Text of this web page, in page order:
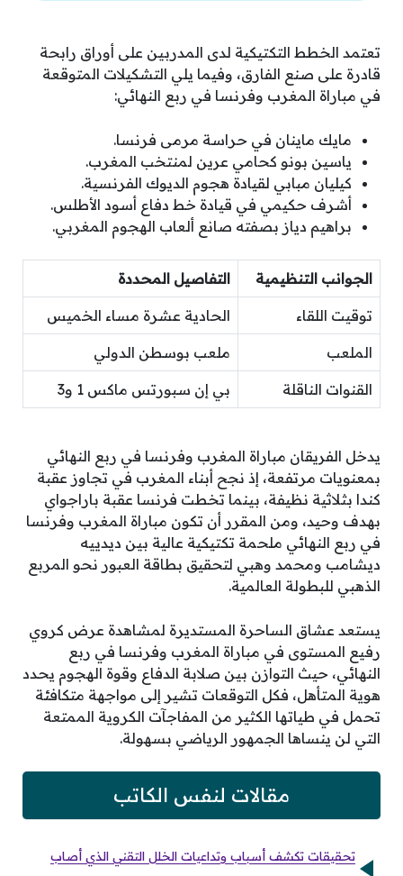
تعتمد الخطط التكتيكية لدى المدربين على أوراق رابحة
قادرة على صنع الفارق، وفيما يلي التشكيلات المتوقعة
في مباراة المغرب وفرنسا في ربع النهائي:
مايك ماينان في حراسة مرمى فرنسا.
ياسين بونو كحامي عرين لمنتخب المغرب.
كيليان مبابي لقيادة هجوم الديوك الفرنسية.
أشرف حكيمي في قيادة خط دفاع أسود الأطلس.
براهيم دياز بصفته صانع ألعاب الهجوم المغربي.
الجوانب التنظيمية التفاصيل المحددة
توقيت اللقاء الحادية عشرة مساء الخميس
الملعب ملعب بوسطن الدولي
القنوات الناقلة بي إن سبورتس ماكس 1 و3
يدخل الفريقان مباراة المغرب وفرنسا في ربع النهائي
بمعنويات مرتفعة، إذ نجح أبناء المغرب في تجاوز عقبة
كندا بثلاثية نظيفة، بينما تخطت فرنسا عقبة باراجواي
بهدف وحيد، ومن المقرر أن تكون مباراة المغرب وفرنسا
في ربع النهائي ملحمة تكتيكية عالية بين ديدييه
ديشامب ومحمد وهبي لتحقيق بطاقة العبور نحو المربع
الذهبي للبطولة العالمية.
يستعد عشاق الساحرة المستديرة لمشاهدة عرض كروي
رفيع المستوى في مباراة المغرب وفرنسا في ربع
النهائي، حيث التوازن بين صلابة الدفاع وقوة الهجوم يحدد
هوية المتأهل، فكل التوقعات تشير إلى مواجهة متكافئة
تحمل في طياتها الكثير من المفاجآت الكروية الممتعة
التي لن ينساها الجمهور الرياضي بسهولة.
مقالات لنفس الكاتب
تحقيقات تكشف أسباب وتداعيات الخلل التقني الذي أصاب